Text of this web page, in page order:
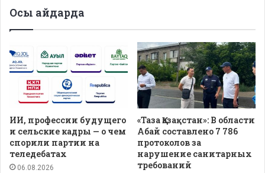
Осы айдарда
ИИ, профессии будущего
и сельские кадры — о чем
спорили партии на
теледебатах
06.08.2026
«Таза Қазақстан»: В области
Абай составлено 7 786
протоколов за
нарушение санитарных
требований